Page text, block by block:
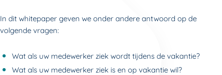
In dit whitepaper geven we onder andere antwoord op de
volgende vragen:
Wat als uw medewerker ziek wordt tijdens de vakantie?
Wat als uw medewerker ziek is en op vakantie wil?